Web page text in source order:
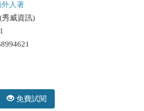
人著
秀威資訊)
免費試閱